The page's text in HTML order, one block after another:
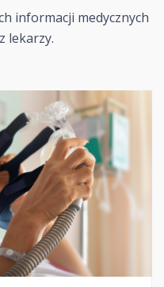
informacji medycznych
lekarzy.